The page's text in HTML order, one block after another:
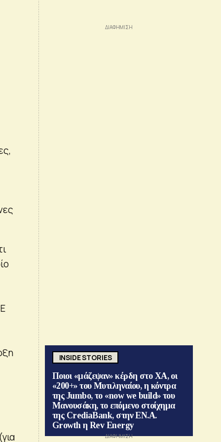
INSIDE STORIES
Ποιοι «μάζεψαν» κέρδη στο ΧΑ, οι
«200+» του Μυτιληναίου, η κόντρα
της Jumbo, το «now we build» του
Μανουσάκη, το επόμενο στοίχημα
της CrediaBank, στην ΕΝ.Α.
Growth η Rev Energy